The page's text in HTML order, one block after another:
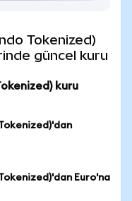
Tokenized)
güncel kuru
kuru
Euro'na